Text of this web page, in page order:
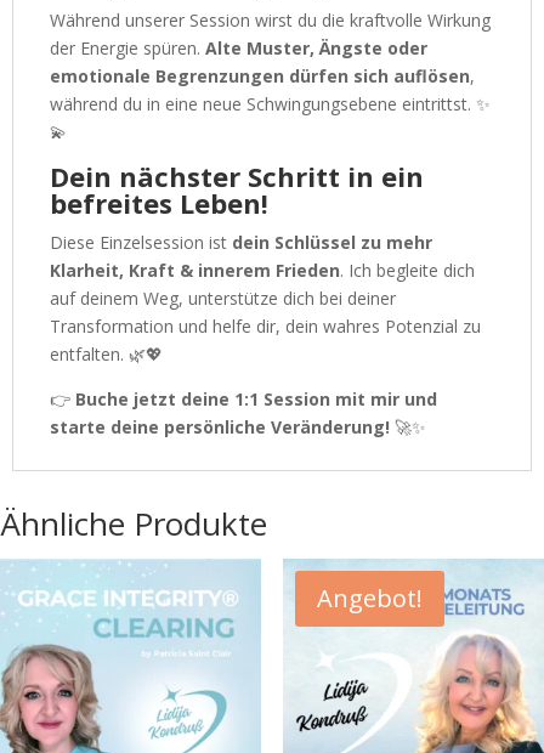
Während unserer Session wirst du die kraftvolle Wirkung
der Energie spüren. Alte Muster, Ängste oder
emotionale Begrenzungen dürfen sich auflösen,
während du in eine neue Schwingungsebene eintrittst. ✨
💫
Dein nächster Schritt in ein
befreites Leben!
Diese Einzelsession ist dein Schlüssel zu mehr
Klarheit, Kraft & innerem Frieden. Ich begleite dich
auf deinem Weg, unterstütze dich bei deiner
Transformation und helfe dir, dein wahres Potenzial zu
entfalten. 🌿💖
👉 Buche jetzt deine 1:1 Session mit mir und
starte deine persönliche Veränderung! 🚀✨
Ähnliche Produkte
Angebot!